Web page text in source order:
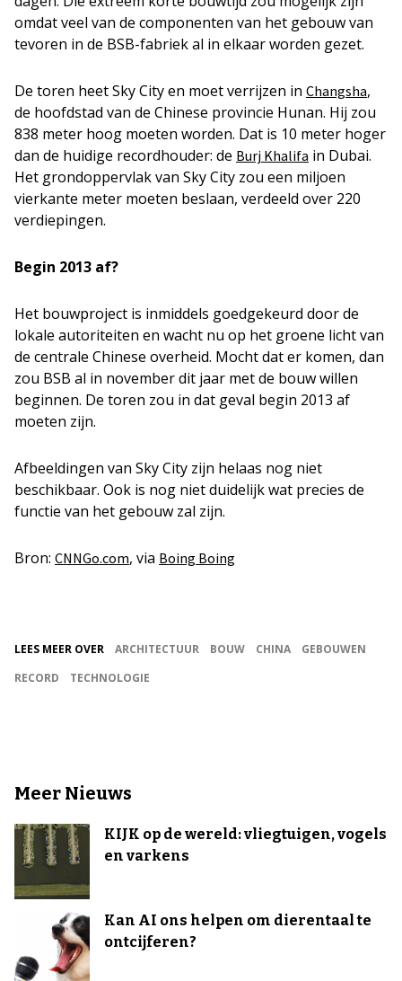
omdat veel van de componenten van het gebouw van
tevoren in de BSB-fabriek al in elkaar worden gezet.
De toren heet Sky City en moet verrijzen in Changsha,
de hoofdstad van de Chinese provincie Hunan. Hij zou
838 meter hoog moeten worden. Dat is 10 meter hoger
dan de huidige recordhouder: de Burj Khalifa in Dubai.
Het grondoppervlak van Sky City zou een miljoen
vierkante meter moeten beslaan, verdeeld over 220
verdiepingen.
Begin 2013 af?
Het bouwproject is inmiddels goedgekeurd door de
lokale autoriteiten en wacht nu op het groene licht van
de centrale Chinese overheid. Mocht dat er komen, dan
zou BSB al in november dit jaar met de bouw willen
beginnen. De toren zou in dat geval begin 2013 af
moeten zijn.
Afbeeldingen van Sky City zijn helaas nog niet
beschikbaar. Ook is nog niet duidelijk wat precies de
functie van het gebouw zal zijn.
Bron: CNNGo.com, via Boing Boing
LEES MEER OVER ARCHITECTUUR BOUW CHINA
GEBOUWEN
RECORD
TECHNOLOGIE
Meer Nieuws
KIJK op de wereld: vliegtuigen, vogels
en varkens
Kan AI ons helpen om dierentaal te
ontcijferen?